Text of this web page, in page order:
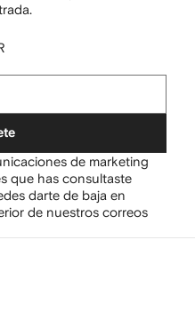
de marketing
que has consultaste
darte de baja en
de nuestros correos